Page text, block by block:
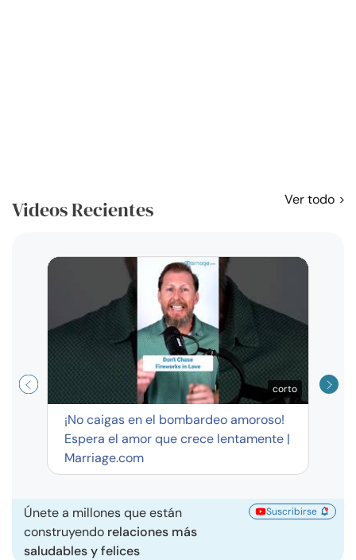
Videos Recientes Ver todo
corto
¡No caigas en el bombardeo amoroso!
Espera el amor que crece lentamente |
Marriage.com
Únete a millones que están
construyendo relaciones más
saludables y felices
Suscribirse